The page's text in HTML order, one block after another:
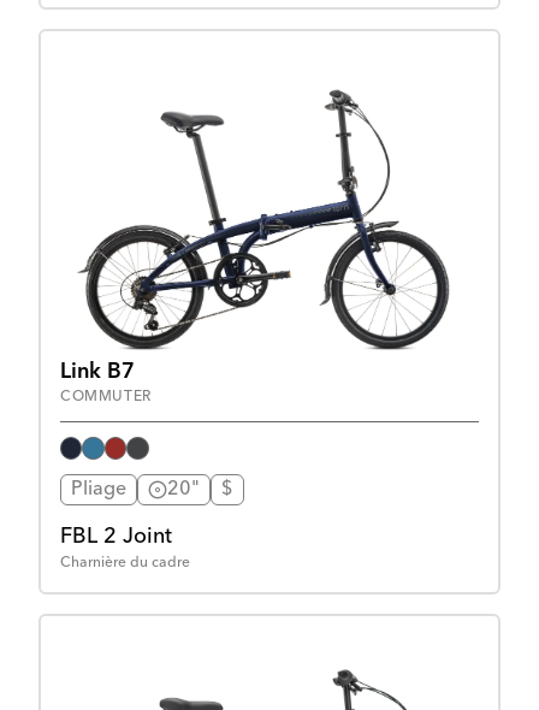
Link B7
COMMUTER
Pliage 20" $
FBL 2 Joint
Charnière du cadre